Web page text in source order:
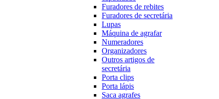
Furadores de rebites
Furadores de secretária
Lupas
Máquina de agrafar
Numeradores
Organizadores
Outros artigos de
secretária
Porta clips
Porta lápis
Saca agrafes